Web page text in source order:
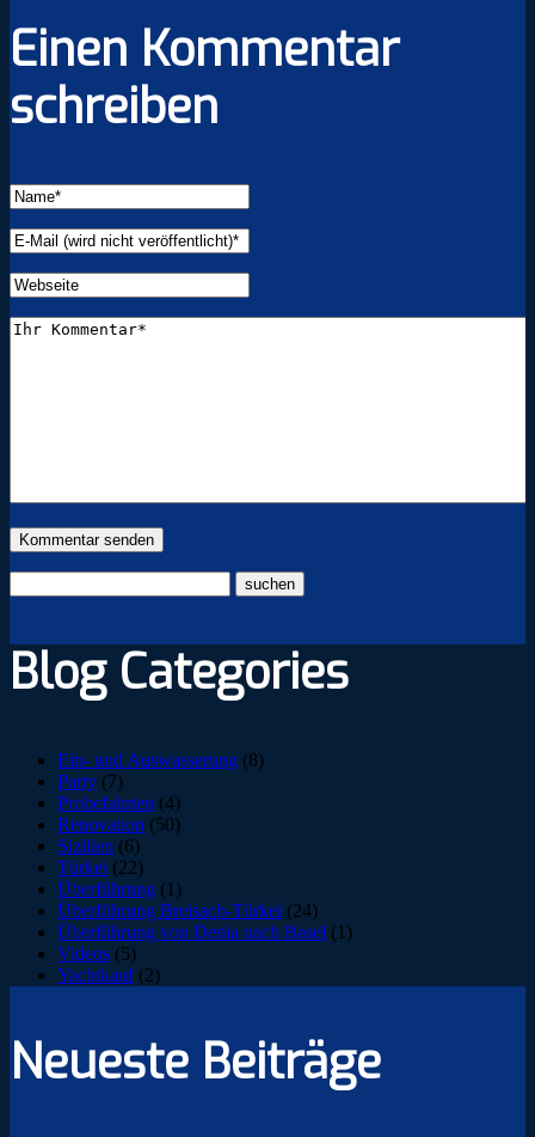
Einen Kommentar
schreiben
Blog Categories
Ein- und Auswasserung (8)
Party (7)
Probefahrten (4)
Renovation (50)
Sizilien (6)
Türkei (22)
Überführung (1)
Überführung Breisach-Türkei (24)
Überführung von Denia nach Basel (1)
Videos (5)
Yachtkauf(2)
Neueste Beiträge